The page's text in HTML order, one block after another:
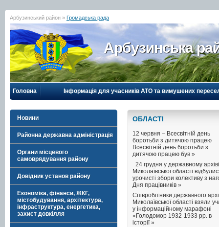
Арбузинський район » Громадська рада
Арбузинська
Головна Інформація для учасників АТО та вимушених
Новини
Районна державна адміністрація
Органи місцевого
самоврядування району
Довідник установ району
Економіка, фінанси, ЖКГ,
містобудування, архітектура,
інфраструктура, енергетика,
захист довкілля
ОБЛАСТI
12 червня – Всесвітній день
боротьби з дитячою працею
Всесвітній день боротьби з
дитячою працею був »
24 грудня у державному архіві
Миколаївської області
урочисті збори колективу з
Дня працівників »
Співробітники державного
Миколаївської області взяли
у інформаційному марафоні
«Голодомор 1932-1933 рр. в
історії »